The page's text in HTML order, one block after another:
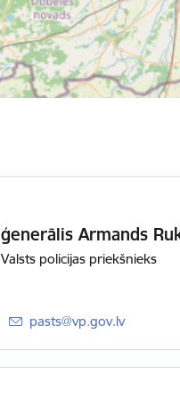
ģenerālis Armands
Valsts policijas priekšnieks
E-pasts:
pasts@vp.gov.lv